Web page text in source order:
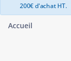
200€ d'achat HT.
Accueil